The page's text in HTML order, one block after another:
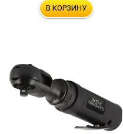
В КОРЗИНУ